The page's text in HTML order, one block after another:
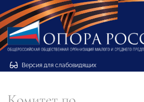
Версия для слабовидящих